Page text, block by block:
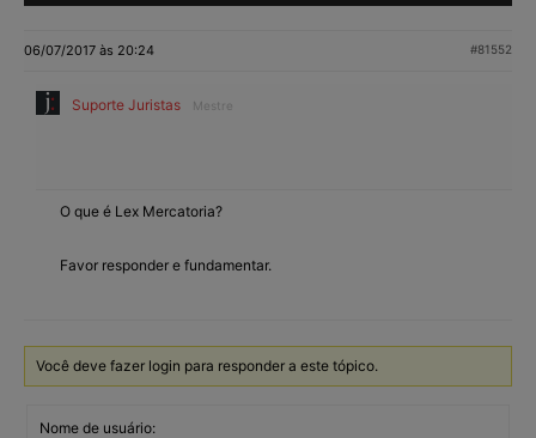
06/07/2017 às 20:24 #81552
Suporte Juristas Mestre
O que é Lex Mercatoria?
Favor responder e fundamentar.
Você deve fazer login para responder a este tópico.
Nome de usuário: